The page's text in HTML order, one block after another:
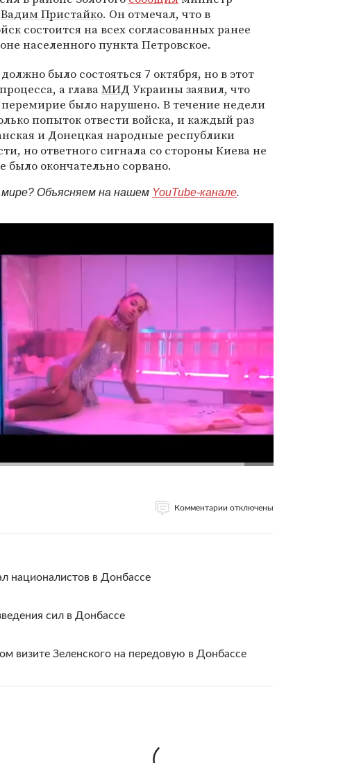
Вадим Пристайко. Он отмечал, что в
состоится на всех согласованных ранее
населенного пункта Петровское.
было состояться 7 октября, но в этот
а главаМИД Украины заявил, что
было нарушено. В течение недели
попыток отвести войска, и каждый раз
и Донецкая народные республики
но ответного сигнала со стороны Киева не
было окончательно сорвано.
Объясняем на нашем YouTube-канале.
Комментарии отключены
националистов в Донбассе
сил в Донбассе
визите Зеленского на передовую в Донбассе